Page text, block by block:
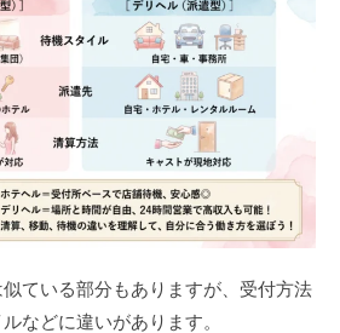
ている部分もありますが、受付方法
などに違いがあります。